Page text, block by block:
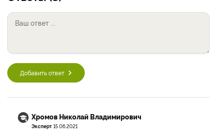
Добавить ответ
Хромов Николай Владимирович
Эксперт 15.06.2021